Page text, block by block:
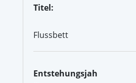
Titel:
Flussbett
Entstehungsjah